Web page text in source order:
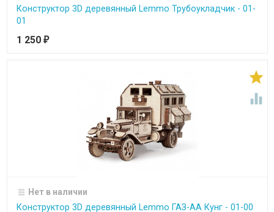
Конструктор 3D деревянный Lemmo Трубоукладчик - 01-
01
1 250 ₽


Нет в наличии
Конструктор 3D деревянный Lemmo ГАЗ-АА Кунг - 01-00